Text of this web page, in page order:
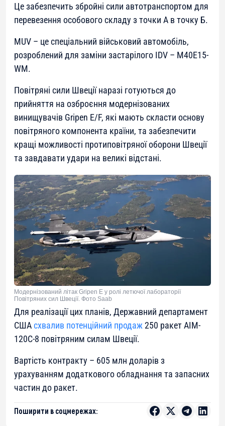
Це забезпечить збройні сили автотранспортом для
перевезення особового складу з точки А в точку Б.
MUV – це спеціальний військовий автомобіль,
розроблений для заміни застарілого IDV – M40E15-
WM.
Повітряні сили Швеції наразі готуються до
прийняття на озброєння модернізованих
винищувачів Gripen E/F, які мають скласти основу
повітряного компонента країни, та забезпечити
кращі можливості протиповітряної оборони Швеції
та завдавати удари на великі відстані.
Модернізований літак Gripen E у ролі летючої лабораторії
Повітряних сил Швеції. Фото Saab
Для реалізації цих планів, Державний департамент
СШАсхвалив потенційний продаж 250 ракет AIM-
120C-8 повітряним силам Швеції.
Вартість контракту – 605 млн доларів з
урахуванням додаткового обладнання та запасних
частин до ракет.
Поширити в соцмережах: